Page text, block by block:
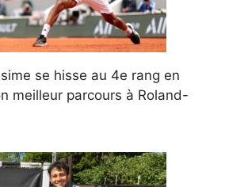
se hisse au 4e rang en
meilleur parcours à Roland-